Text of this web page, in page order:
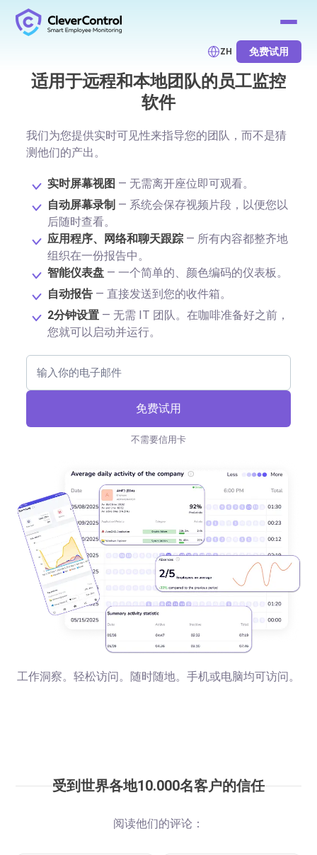
ZH 免费试用
适用于远程和本地团队的员工监控
软件
我们为您提供实时可见性来指导您的团队，而不是猜
测他们的产出。
实时屏幕视图 — 无需离开座位即可观看。
自动屏幕录制 — 系统会保存视频片段，以便您以
后随时查看。
应用程序、网络和聊天跟踪 — 所有内容都整齐地
组织在一份报告中。
智能仪表盘 — 一个简单的、颜色编码的仪表板。
自动报告 — 直接发送到您的收件箱。
2分钟设置 — 无需 IT 团队。在咖啡准备好之前，
您就可以启动并运行。
免费试用
不需要信用卡
工作洞察。轻松访问。随时随地。手机或电脑均可访问。
受到世界各地10.000名客户的信任
阅读他们的评论：